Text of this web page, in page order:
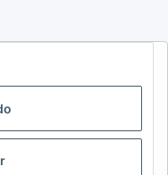
LA RÉGION ET LA
CH (FR)